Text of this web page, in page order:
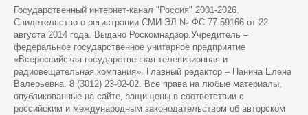
Государственный интернет-канал "Россия" 2001-2026.
Cвидетельство о регистрации СМИ ЭЛ № ФС 77-59166 от 22
августа 2014 года. Выдано Роскомнадзор.Учредитель –
федеральное государственное унитарное предприятие
«Всероссийская государственная телевизионная и
радиовещательная компания». Главный редактор – Панина Елена
Валерьевна. 8 (3012) 23-02-02. Все права на любые материалы,
опубликованные на сайте, защищены в соответствии с
российским и международным законодательством об авторском